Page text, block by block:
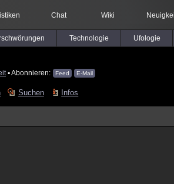
Chat Wiki
Technologie Ufologie
▪ Abonnieren: Feed E-Mail
Suchen Infos